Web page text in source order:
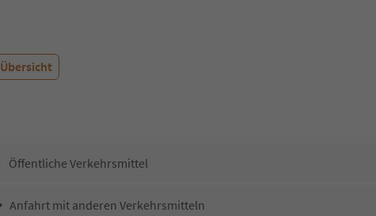
Übersicht
Öffentliche Verkehrsmittel
Anfahrt mit anderen Verkehrsmitteln